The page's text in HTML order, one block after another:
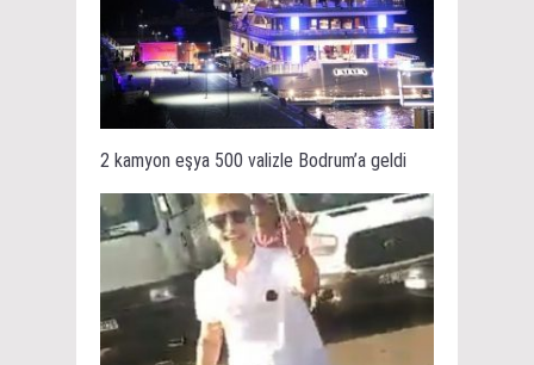
2 kamyon eşya 500 valizle Bodrum’a geldi